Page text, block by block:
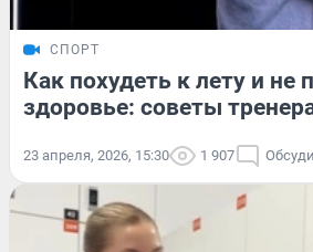
СПОРТ
Как похудеть к лету и не
здоровье: советы
23 апреля, 2026, 15:30 1 907